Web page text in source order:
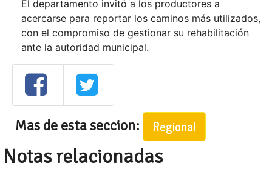
El departamento invitó a los productores a
acercarse para reportar los caminos más utilizados,
con el compromiso de gestionar su rehabilitación
ante la autoridad municipal.
Mas de esta seccion: Regional
Notas relacionadas